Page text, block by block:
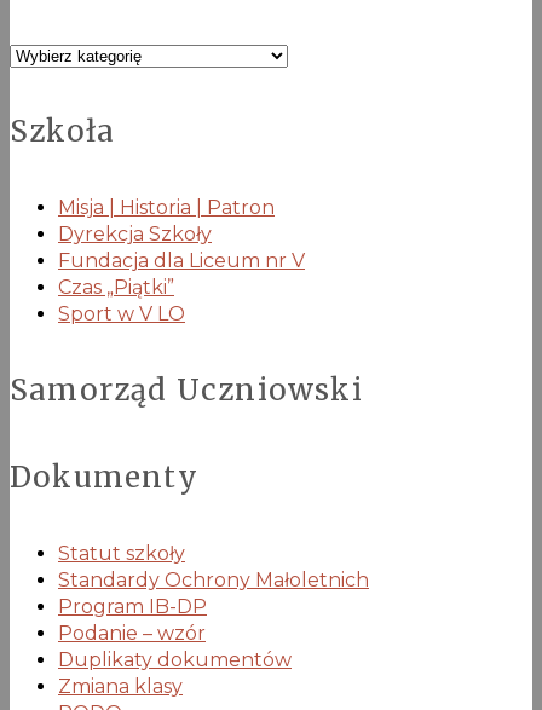
Kategorie
Szkoła
Misja | Historia | Patron
Dyrekcja Szkoły
Fundacja dla Liceum nr V
Czas „Piątki”
Sport w V LO
Samorząd Uczniowski
Dokumenty
Statut szkoły
Standardy Ochrony Małoletnich
Program IB-DP
Podanie – wzór
Duplikaty dokumentów
Zmiana klasy